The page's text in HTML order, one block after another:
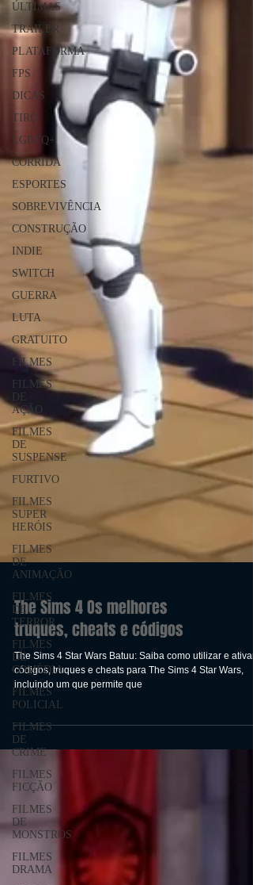
ÚLTIMAS
TRAILER
PLATAFORMA
FPS
DICAS
TIRO
LGBTQ+
CORRIDA
ESPORTES
SOBREVIVÊNCIA
CONSTRUÇÃO
INDIE
SWITCH
GUERRA
LUTA
GRATUITO
FILMES
FILMES
DE
AÇÃO
FILMES
DE
SUSPENSE
FURTIVO
FILMES
SUPER
HERÓIS
FILMES
DE
ANIMAÇÃO
FILMES
DE
TERROR
FILMES
DE
COMÉDIA
FILMES
POLICIAL
FILMES
DE
CRIME
FILMES
FICÇÃO
FILMES
DE
MONSTROS
FILMES
DRAMA
The Sims 4 Os melhores
truques, cheats e códigos
The Sims 4 Star Wars Batuu: Saiba como utilizar e ativar
códigos, truques e cheats para The Sims 4 Star Wars,